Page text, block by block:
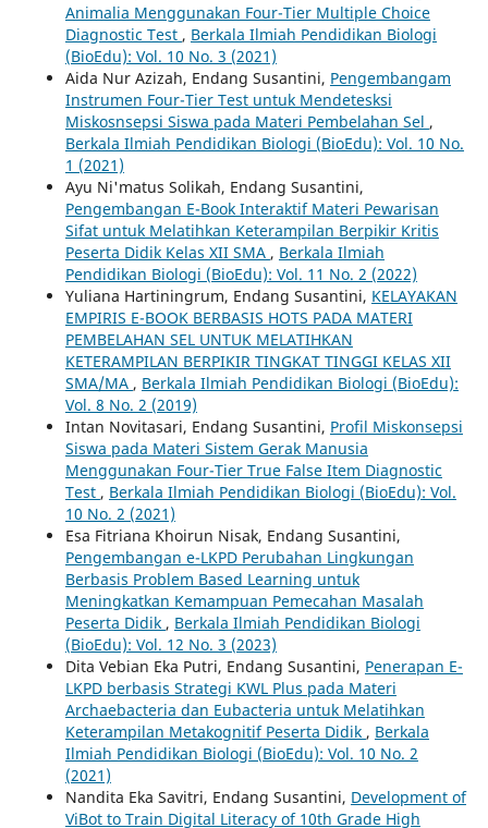
Animalia Menggunakan Four-Tier Multiple Choice
Diagnostic Test , Berkala Ilmiah Pendidikan Biologi
(BioEdu): Vol. 10 No. 3 (2021)
Aida Nur Azizah, Endang Susantini, Pengembangam
Instrumen Four-Tier Test untuk Mendetesksi
Miskosnsepsi Siswa pada Materi Pembelahan Sel ,
Berkala Ilmiah Pendidikan Biologi (BioEdu): Vol. 10 No.
1 (2021)
Ayu Ni'matus Solikah, Endang Susantini,
Pengembangan E-Book Interaktif Materi Pewarisan
Sifat untuk Melatihkan Keterampilan Berpikir Kritis
Peserta Didik Kelas XII SMA , Berkala Ilmiah
Pendidikan Biologi (BioEdu): Vol. 11 No. 2 (2022)
Yuliana Hartiningrum, Endang Susantini, KELAYAKAN
EMPIRIS E-BOOK BERBASIS HOTS PADA MATERI
PEMBELAHAN SEL UNTUK MELATIHKAN
KETERAMPILAN BERPIKIR TINGKAT TINGGI KELAS XII
SMA/MA , Berkala Ilmiah Pendidikan Biologi (BioEdu):
Vol. 8 No. 2 (2019)
Intan Novitasari, Endang Susantini, Profil Miskonsepsi
Siswa pada Materi Sistem Gerak Manusia
Menggunakan Four-Tier True False Item Diagnostic
Test , Berkala Ilmiah Pendidikan Biologi (BioEdu): Vol.
10 No. 2 (2021)
Esa Fitriana Khoirun Nisak, Endang Susantini,
Pengembangan e-LKPD Perubahan Lingkungan
Berbasis Problem Based Learning untuk
Meningkatkan Kemampuan Pemecahan Masalah
Peserta Didik , Berkala Ilmiah Pendidikan Biologi
(BioEdu): Vol. 12 No. 3 (2023)
Dita Vebian Eka Putri, Endang Susantini, Penerapan E-
LKPD berbasis Strategi KWL Plus pada Materi
Archaebacteria dan Eubacteria untuk Melatihkan
Keterampilan Metakognitif Peserta Didik , Berkala
Ilmiah Pendidikan Biologi (BioEdu): Vol. 10 No. 2
(2021)
Nandita Eka Savitri, Endang Susantini, Development of
ViBot to Train Digital Literacy of 10th Grade High